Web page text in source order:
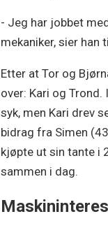
- Jeg har jobbet
mekaniker, sier han
Etter at Tor og
over: Kari og
syk, men Kari drev
bidrag fra Simen
kjøpte ut sin tante i
sammen i dag.